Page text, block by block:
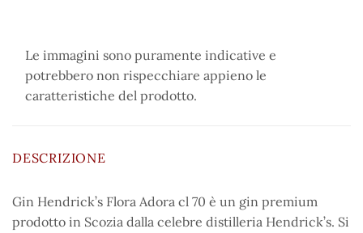
Le immagini sono puramente indicative e
potrebbero non rispecchiare appieno le
caratteristiche del prodotto.
DESCRIZIONE
Gin Hendrick’s Flora Adora cl 70 è un gin premium
prodotto in Scozia dalla celebre distilleria Hendrick’s. Si